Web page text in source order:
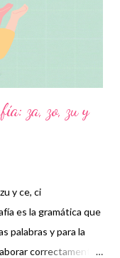
la mejor intención
de todos los
sól...
za, zo, zu y
y ce, ci
es la gramática que
palabras y para la
correctamente